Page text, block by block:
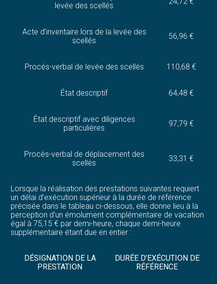
levée des scellés
Acte d’inventaire lors de la levée des
scellés
56,96 €
Procès-verbal de levée des scellés 110,68 €
État descriptif 64,48 €
État descriptif avec diligences
particulières
97,79 €
Procès-verbal de déplacement des
scellés
33,31 €
Lorsque la réalisation des prestations suivantes requiert
un délai d’exécution supérieur à la durée de référence
précisée dans le tableau ci-dessous, elle donne lieu à la
perception d’un émolument complémentaire de vacation
égal à 75,15 € par demi-heure, chaque demi-heure
supplémentaire étant due en entier :
DÉSIGNATION DE LA
PRESTATION
DURÉE D’EXÉCUTION DE
RÉFÉRENCE